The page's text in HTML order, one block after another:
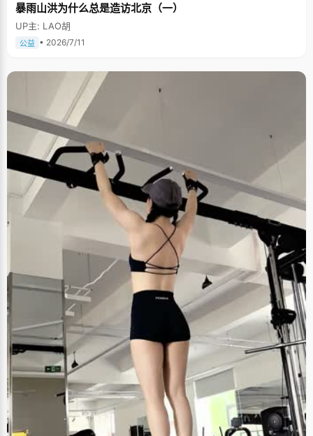
暴雨山洪为什么总是造访北京（一）
UP主: LAO胡
公益 • 2026/7/11